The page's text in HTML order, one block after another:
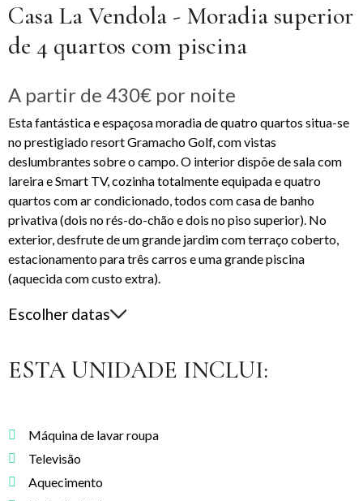
Casa La Vendola - Moradia superior
de 4 quartos com piscina
A partir de 430€ por noite
Esta fantástica e espaçosa moradia de quatro quartos situa-se
no prestigiado resort Gramacho Golf, com vistas
deslumbrantes sobre o campo. O interior dispõe de sala com
lareira e Smart TV, cozinha totalmente equipada e quatro
quartos com ar condicionado, todos com casa de banho
privativa (dois no rés-do-chão e dois no piso superior). No
exterior, desfrute de um grande jardim com terraço coberto,
estacionamento para três carros e uma grande piscina
(aquecida com custo extra).
Escolher datas
ESTA UNIDADE INCLUI:
Máquina de lavar roupa
Televisão
Aquecimento